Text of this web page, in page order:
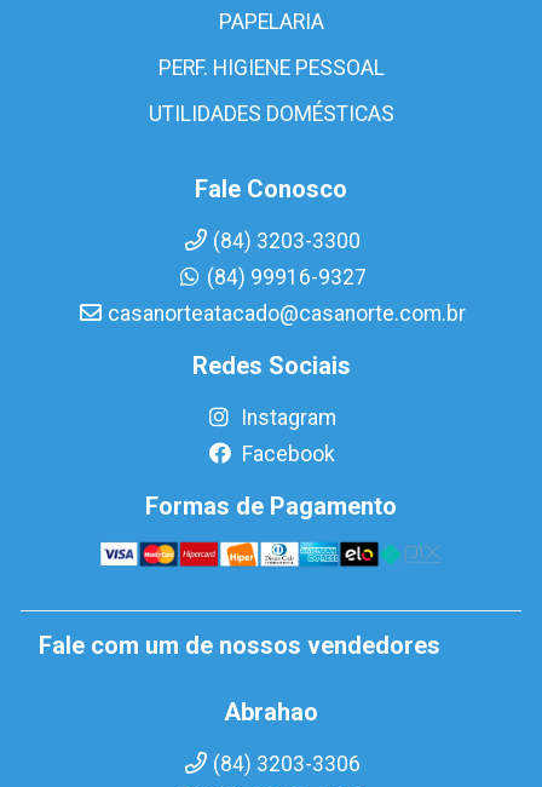
PAPELARIA
PERF. HIGIENE PESSOAL
UTILIDADES DOMÉSTICAS
Fale Conosco
(84) 3203-3300
(84) 99916-9327
casanorteatacado@casanorte.com.br
Redes Sociais
Instagram
Facebook
Formas de Pagamento
Fale com um de nossos vendedores
Abrahao
(84) 3203-3306